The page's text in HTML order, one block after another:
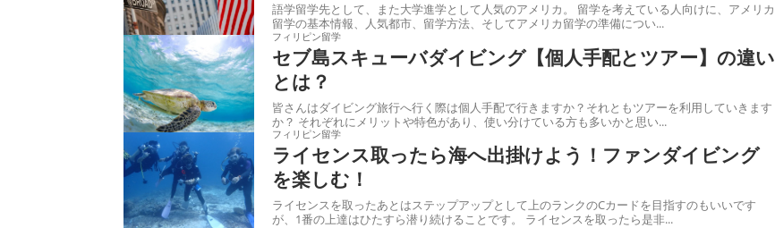
語学留学先として、また大学進学として人気のアメリカ。 留学を考えている人向けに、アメリカ
留学の基本情報、人気都市、留学方法、そしてアメリカ留学の準備につい...
フィリピン留学
セブ島スキューバダイビング【個人手配とツアー】の違い
とは？
皆さんはダイビング旅行へ行く際は個人手配で行きますか？それともツアーを利用していきます
か？ それぞれにメリットや特色があり、使い分けている方も多いかと思い...
フィリピン留学
ライセンス取ったら海へ出掛けよう！ファンダイビング
を楽しむ！
ライセンスを取ったあとはステップアップとして上のランクのCカードを目指すのもいいです
が、1番の上達はひたすら潜り続けることです。 ライセンスを取ったら是非...